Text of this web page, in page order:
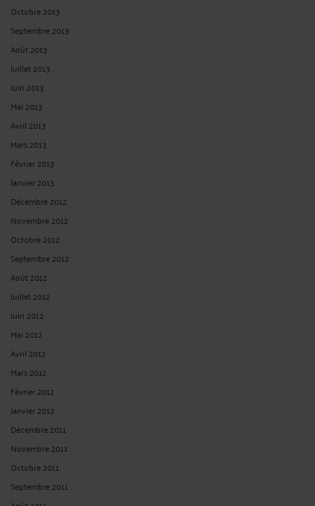
Octobre 2013
Septembre 2013
Août 2013
Juillet 2013
Juin 2013
Mai 2013
Avril 2013
Mars 2013
Février 2013
Janvier 2013
Décembre 2012
Novembre 2012
Octobre 2012
Septembre 2012
Août 2012
Juillet 2012
Juin 2012
Mai 2012
Avril 2012
Mars 2012
Février 2012
Janvier 2012
Décembre 2011
Novembre 2011
Octobre 2011
Septembre 2011